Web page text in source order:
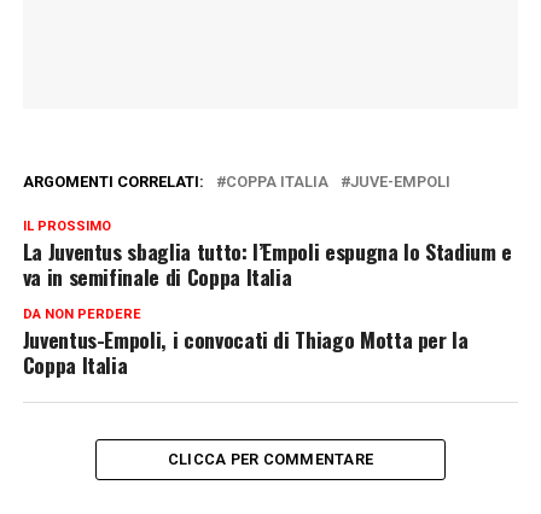
ARGOMENTI CORRELATI: COPPA ITALIA JUVE-EMPOLI
IL PROSSIMO
La Juventus sbaglia tutto: l’Empoli espugna lo Stadium e
va in semifinale di Coppa Italia
DA NON PERDERE
Juventus-Empoli, i convocati di Thiago Motta per la
Coppa Italia
CLICCA PER COMMENTARE